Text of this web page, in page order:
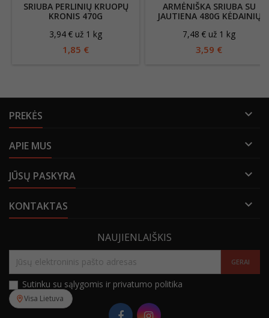
SRIUBA PERLINIŲ KRUOPŲ
KRONIS 470G
3,94 € už 1 kg
1,85 €
ARMĖNIŠKA SRIUBA SU
JAUTIENA 480G KĖDAINIŲ
7,48 € už 1 kg
3,59 €
PREKĖS 
APIE MUS 
JŪSŲ PASKYRA 
KONTAKTAS 
NAUJIENLAIŠKIS
Sutinku su sąlygomis ir privatumo politika
FacebookInstagram
Visa Lietuva